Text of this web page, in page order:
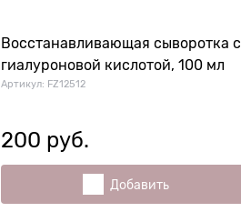
Восстанавливающая сыворотка с
гиалуроновой кислотой, 100 мл
Артикул: FZ12512
200 руб.
Добавить